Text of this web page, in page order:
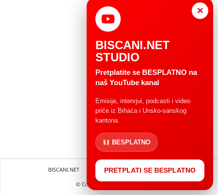
BISCANI.NET Impressum
Uvjeti korištenja
© Copryright 2004 - 2025.
×
BISCANI.NET
STUDIO
Pretplatite se BESPLATNO na
naš YouTube kanal
Emisije, intervjui, podcasti i video
priče iz Bihaća i Unsko-sanskog
kantona.
BESPLATNO
PRETPLATI SE BESPLATNO